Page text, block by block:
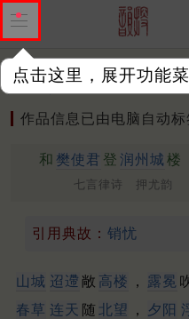
点击这里，展开功能
作品 标注四声 出处、
作品信息已由电脑自动
和 樊使君 登 润州城 楼
七言律诗 押尤韵
引用典故： 销忧
山城 迢遰 敞 高楼 ， 露冕
春草 连天 随 北望 ， 夕阳